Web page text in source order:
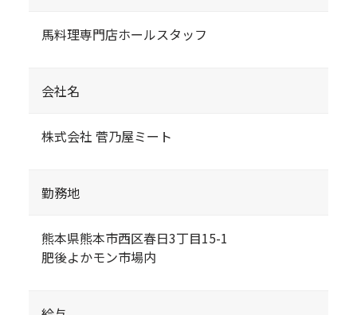
馬料理専門店ホールスタッフ
会社名
株式会社 菅乃屋ミート
勤務地
熊本県熊本市西区春日3丁目15-1
肥後よかモン市場内